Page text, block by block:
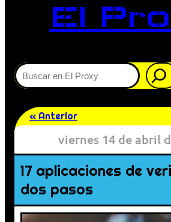
El
Buscar
« Anterior
viernes 14 de abril
17 aplicaciones de
dos pasos